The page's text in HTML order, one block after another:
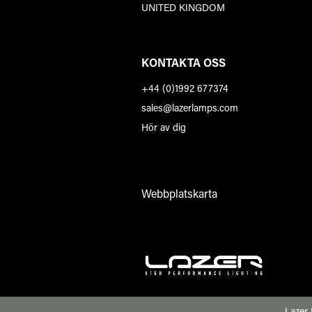
UNITED KINGDOM
KONTAKTA OSS
+44 (0)1992 677374
sales@lazerlamps.com
Hör av dig
Webbplatskarta